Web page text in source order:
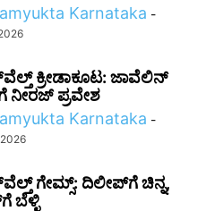
Karnataka -
ಕ್ರೀಡಾಕೂಟ: ಜಾವೆಲಿನ್
ನೀರಜ್ ಪ್ರವೇಶ
Karnataka -
ಗೇಮ್ಸ್‌: ದಿಲೀಪ್‌ಗೆ ಚಿನ್ನ,
ಬೆಳ್ಳಿ